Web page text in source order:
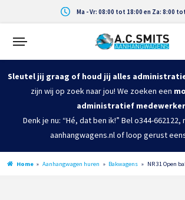
Ma - Vr: 08:00 tot 18:00 en Za: 8:00
Sleutel jij graag of houd jij alles
zijn wij op zoek naar jou! We zoeken een
administratief
Denk je nu: “Hé, dat ben ik!” Bel o344-
aanhangwagens.nl of loop gerust
Home » Aanhangwagen huren » Bakwagens » NR 31 Open